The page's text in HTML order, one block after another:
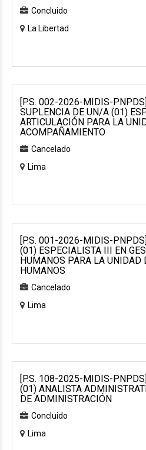
Concluido
La Libertad
[P.S. 002-2026-MIDIS-
SUPLENCIA DE UN/A (01)
ARTICULACIÓN PARA LA
ACOMPAÑAMIENTO
Cancelado
Lima
[P.S. 001-2026-MIDIS-
(01) ESPECIALISTA III EN
HUMANOS PARA LA UNIDAD
HUMANOS
Cancelado
Lima
[P.S. 108-2025-MIDIS-
(01) ANALISTA
DE ADMINISTRACIÓN
Concluido
Lima